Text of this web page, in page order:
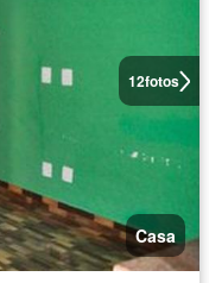
12fotos
Casa